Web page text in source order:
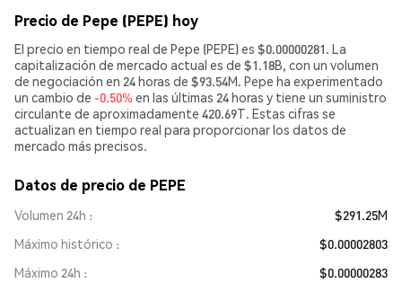
Precio de Pepe (PEPE) hoy
El precio en tiempo real de Pepe (PEPE) es $0.00000281. La
capitalización de mercado actual es de $1.18B, con un volumen
de negociación en 24 horas de $93.54M. Pepe ha experimentado
un cambio de -0.50% en las últimas 24 horas y tiene un suministro
circulante de aproximadamente 420.69T. Estas cifras se
actualizan en tiempo real para proporcionar los datos de
mercado más precisos.
Datos de precio de PEPE
Volumen 24h
$291.25M
Máximo histórico
$0.00002803
Máximo 24h
$0.00000283